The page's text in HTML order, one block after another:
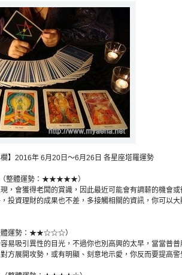
】2016年 6月20日～6月26日 各星座塔羅運勢
（整體運勢：★★★★★）
，會獲得老闆的賞識，因此最近可能會有調薪的機會
投資理財的成果也不差，多接觸相關的資訊，你可以
體運勢：★★☆☆☆）
吸引異性的目光，不過你也別高興的太早，當當普普
方展開攻勢，或有明顯、刻意地示愛，你反而要提高